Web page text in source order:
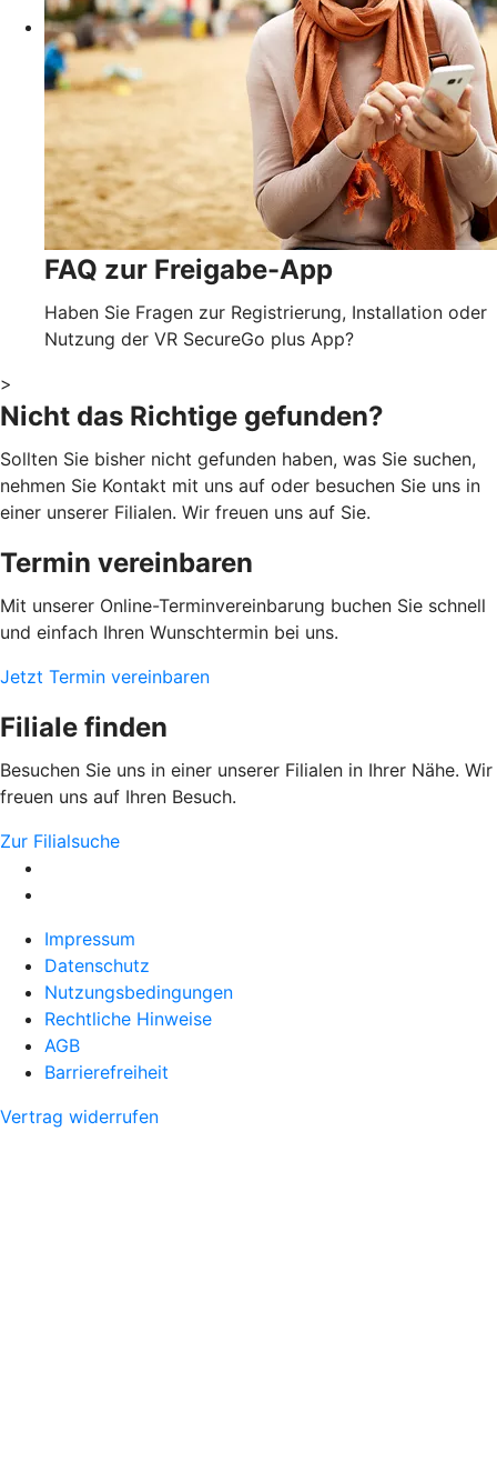
FAQ zur Freigabe-App
Haben Sie Fragen zur Registrierung, Installation oder
Nutzung der VR SecureGo plus App?
>
Nicht das Richtige gefunden?
Sollten Sie bisher nicht gefunden haben, was Sie suchen,
nehmen Sie Kontakt mit uns auf oder besuchen Sie uns in
einer unserer Filialen. Wir freuen uns auf Sie.
Termin vereinbaren
Mit unserer Online-Terminvereinbarung buchen Sie schnell
und einfach Ihren Wunschtermin bei uns.
Jetzt Termin vereinbaren
Filiale finden
Besuchen Sie uns in einer unserer Filialen in Ihrer Nähe. Wir
freuen uns auf Ihren Besuch.
Zur Filialsuche
Impressum
Datenschutz
Nutzungsbedingungen
Rechtliche Hinweise
AGB
Barrierefreiheit
Vertrag widerrufen